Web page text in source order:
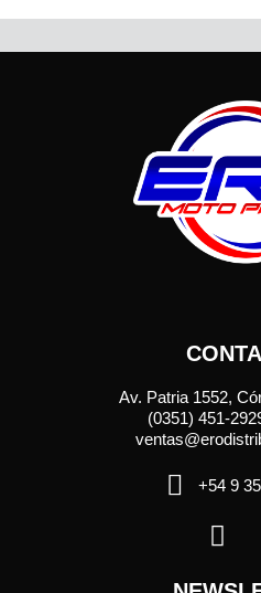
Av. Patria 1552,
(0351) 451-
+54 9